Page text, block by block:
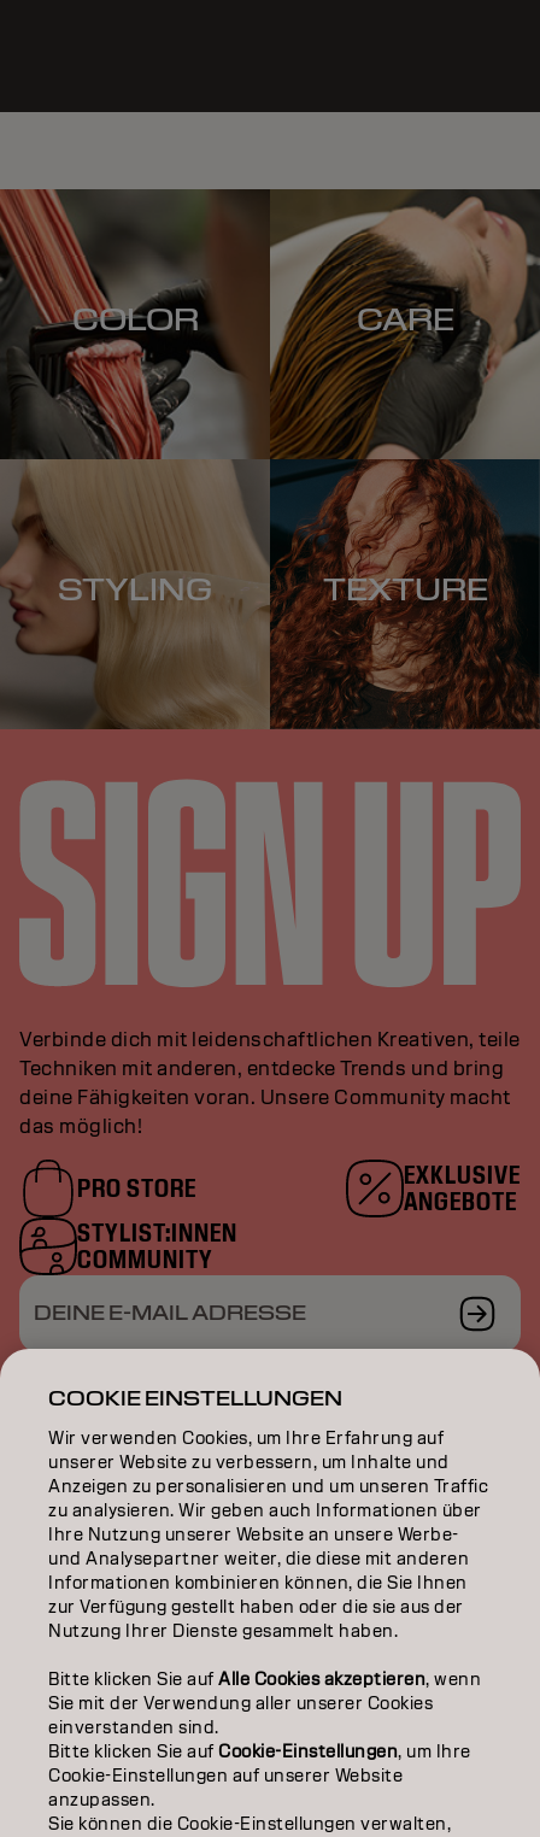
COLOR CARE
STYLING TEXTURE
Verbinde dich mit leidenschaftlichen Kreativen, teile
Techniken mit anderen, entdecke Trends und bring
deine Fähigkeiten voran. Unsere Community macht
das möglich!
PRO STORE
EXKLUSIVE
ANGEBOTE
STYLIST:INNEN
COMMUNITY
DEINE E-MAIL ADRESSE
COLOR
CARE
TEXTURE
STYLING
EDUCATION
ÜBER
SALON FINDER
COOKIE EINSTELLUNGEN
Wir verwenden Cookies, um Ihre Erfahrung auf
unserer Website zu verbessern, um Inhalte und
Anzeigen zu personalisieren und um unseren Traffic
zu analysieren. Wir geben auch Informationen über
Ihre Nutzung unserer Website an unsere Werbe-
und Analysepartner weiter, die diese mit anderen
Informationen kombinieren können, die Sie Ihnen
zur Verfügung gestellt haben oder die sie aus der
Nutzung Ihrer Dienste gesammelt haben.
Bitte klicken Sie aufAlle Cookies akzeptieren, wenn
Sie mit der Verwendung aller unserer Cookies
einverstanden sind.
Bitte klicken Sie aufCookie-Einstellungen, um Ihre
Cookie-Einstellungen auf unserer Website
anzupassen.
Sie können die Cookie-Einstellungen verwalten,